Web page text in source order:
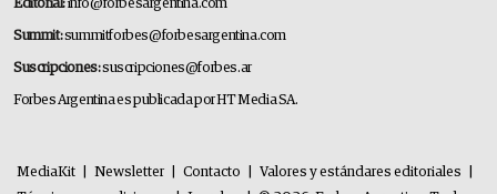
Editorial:info@forbesargentina.com
Summit:summitforbes@forbesargentina.com
Suscripciones:suscripciones@forbes.ar
Forbes Argentina es publicada por HT Media SA.
MediaKit Newsletter Contacto Valores y estándares editoriales